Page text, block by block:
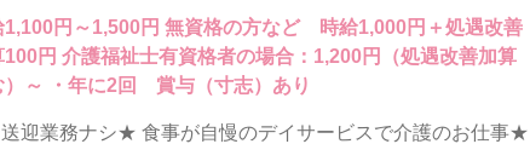
1,100円～1,500円 無資格の方など 時給1,000円＋処遇改善
100円 介護福祉士有資格者の場合：1,200円（処遇改善加算
）～ ・年に2回 賞与（寸志）あり
迎業務ナシ★ 食事が自慢のデイサービスで介護のお仕事★